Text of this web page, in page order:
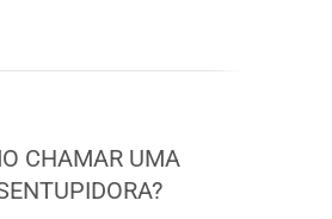
CHAMAR UMA